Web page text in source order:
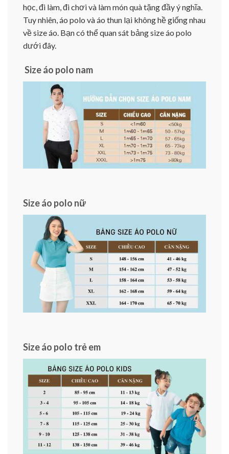
học, đi làm, đi chơi và làm món quà tặng đầy ý nghĩa.
Tuy nhiên, áo polo và áo thun lại không hề giống nhau
về size áo. Bạn có thể quan sát bảng size áo polo
dưới đây.
Size áo polo nam
Size áo polo nữ
Size áo polo trẻ em